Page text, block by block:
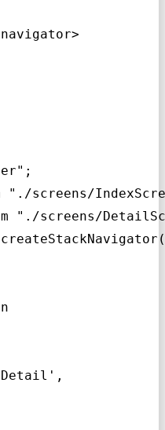
"./screens/
"./screens/